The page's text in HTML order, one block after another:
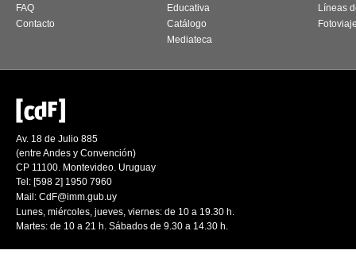
FAQ
Contacto
Educativa
Catálogo
Mediateca
Líneas
Av. 18 de Julio 885
(entre Andes y Convención)
CP 11100. Montevideo. Uruguay
Tel: [598 2] 1950 7960
Mail: CdF@imm.gub.uy
Lunes, miércoles, jueves, viernes: de 10 a 19.30 h.
Martes: de 10 a 21 h. Sábados de 9.30 a 14.30 h.